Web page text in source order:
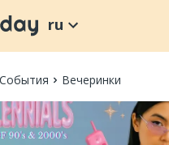
ru
События Вечеринки